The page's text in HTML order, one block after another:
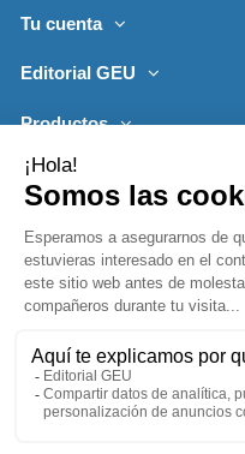
Tu cuenta
Editorial GEU
Productos
Lo más leído
Síguenos